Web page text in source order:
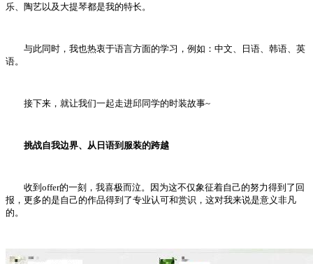
乐、陶艺以及大提琴都是我的特长。
与此同时，我也热衷于语言方面的学习，例如：中文、日语、韩语、英
语。
接下来，就让我们一起走进邱同学的时装故事~
挑战自我边界、从日语到服装的跨越
收到offer的一刻，我喜极而泣。因为这不仅象征着自己的努力得到了回
报，更多的是自己的作品得到了专业认可和赏识，这对我来说是意义非凡
的。